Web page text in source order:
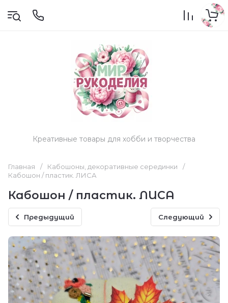
Креативные товары для хобби и творчества
Главная / Кабошоны, декоративные серединки
/
Кабошон / пластик. ЛИСА
Кабошон / пластик. ЛИСА
Предыдущий Следующий